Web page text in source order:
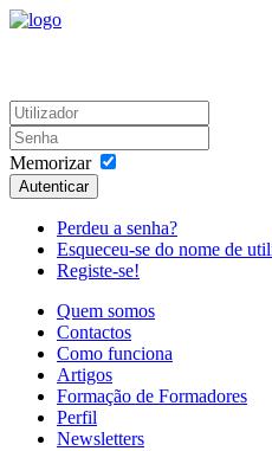
Memorizar
Autenticar
Perdeu a senha?
Esqueceu-se do nome de
Registe-se!
Quem somos
Contactos
Como funciona
Artigos
Formação de Formadores
Perfil
Newsletters